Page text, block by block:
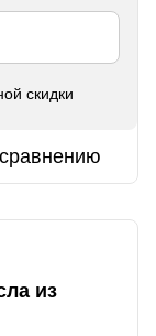
скидки
из